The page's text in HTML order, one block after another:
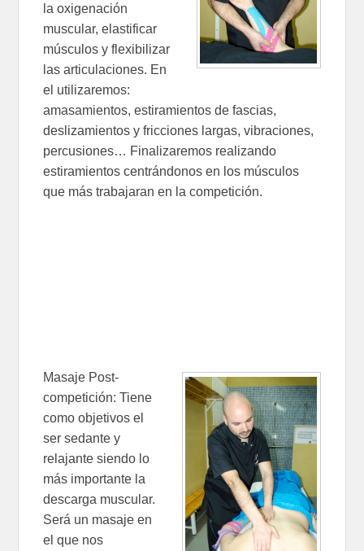
la oxigenación
muscular, elastificar
músculos y flexibilizar
las articulaciones. En
el utilizaremos:
amasamientos, estiramientos de fascias,
deslizamientos y fricciones largas, vibraciones,
percusiones… Finalizaremos realizando
estiramientos centrándonos en los músculos
que más trabajaran en la competición.
Masaje Post-
competición: Tiene
como objetivos el
ser sedante y
relajante siendo lo
más importante la
descarga muscular.
Será un masaje en
el que nos